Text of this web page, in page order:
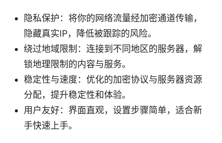
隐私保护：将你的网络流量经加密通道传输，
隐藏真实IP，降低被跟踪的风险。
绕过地域限制：连接到不同地区的服务器，解
锁地理限制的内容与服务。
稳定性与速度：优化的加密协议与服务器资源
分配，提升稳定性和体验。
用户友好：界面直观，设置步骤简单，适合新
手快速上手。